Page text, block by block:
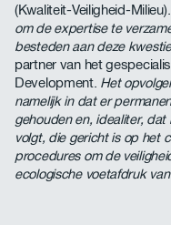
(Kwaliteit-Veiligheid-Milieu).
om de expertise te
besteden aan deze
partner van het
Development. Het
namelijk in dat er
gehouden en, idealiter,
volgt, die gericht is op het
procedures om de
ecologische voetafdruk